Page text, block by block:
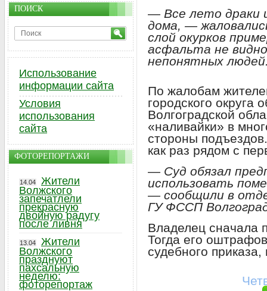
— Все лето драки
дома, —
слой окурков
асфальта не
непонятных
По жалобам
городского округа
Волгоградской
«наливайки» в
стороны
как раз рядом с
— Суд обязал
использовать
— сообщили в
ГУ ФССП
Владелец сначала
Тогда его
судебного
ПОИСК
Использование
информации сайта
Условия
использования
сайта
ФОТОРЕПОРТАЖИ
14.04
Жители
Волжского
запечатлели
прекрасную
двойную радугу
после ливня
13.04
Жители
Волжского
празднуют
пахсальную
неделю:
фоторепортаж